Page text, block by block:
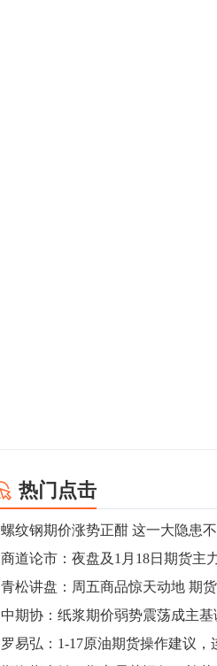
幅扩大至4.4%。
10:43
【行情】芝加哥11月大豆期货跌
月玉米期货跌1%。
10:43
【行情】油脂油料期货表现抢眼，
热门点击
螺纹钢期价涨势正酣 这一大隐患
中期协：纸浆期价弱势震荡成主基